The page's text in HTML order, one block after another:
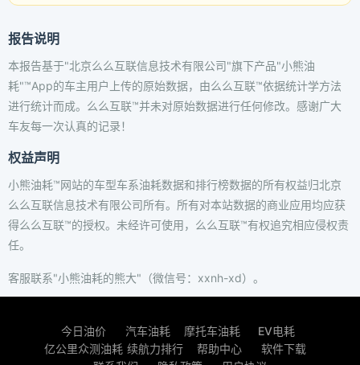
报告说明
本报告基于"北京么么互联信息技术有限公司"旗下产品"小熊油
耗"™App的车主用户上传的原始数据，由么么互联™依据统计学方法
进行统计而成。么么互联™并未对原始数据进行任何修改。感谢广大
车友每一次认真的记录！
权益声明
小熊油耗™网站的车型车系油耗数据和排行榜数据的所有权益归北京
么么互联信息技术有限公司所有。所有对本站数据的商业应用均应获
得么么互联™的授权。未经许可使用，么么互联™有权追究相应侵权责
任。
客服联系"小熊油耗的熊大"（微信号：xxnh-xd）。
今日油价 汽车油耗 摩托车油耗
EV电耗
亿公里众测油耗 续航力排行 帮助中心
软件下载